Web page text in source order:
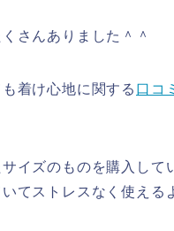
さんありました＾＾
着け心地に関する 口コ
イズのものを購入して
てストレスなく使える